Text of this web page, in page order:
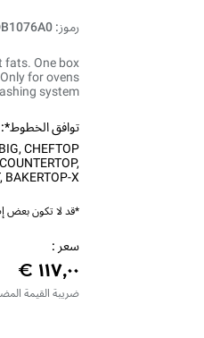
رموز: DB1076A0
fats. One box
for ovens
system.
توافق الخطوط*:
, CHEFTOP
,
, BAKERTOP-X™
*قد لا تكون بعض
سعر :
ضريبة القيمة